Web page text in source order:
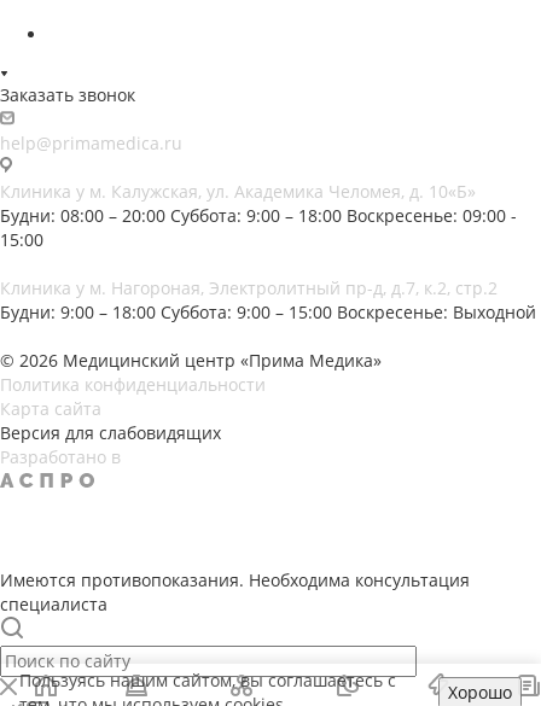
Заказать звонок
help@primamedica.ru
Клиника у м. Калужская, ул. Академика Челомея, д. 10«Б»
Будни: 08:00 – 20:00 Суббота: 9:00 – 18:00 Воскресенье: 09:00 -
15:00
Клиника у м. Нагороная, Электролитный пр-д, д.7, к.2, стр.2
Будни: 9:00 – 18:00 Суббота: 9:00 – 15:00 Воскресенье: Выходной
© 2026 Медицинский центр «Прима Медика»
Политика конфиденциальности
Карта сайта
Версия для слабовидящих
Разработано в
Имеются противопоказания. Необходима консультация
специалиста
Пользуясь нашим сайтом, вы соглашаетесь с
Хорошо